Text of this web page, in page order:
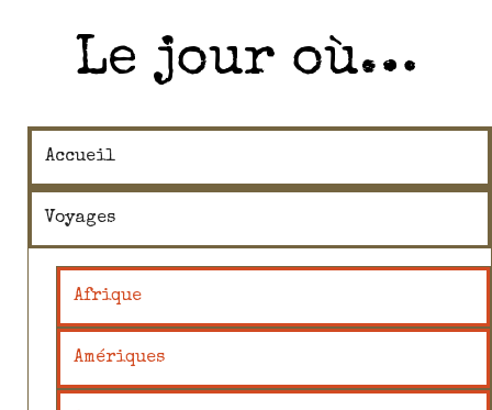
Le jour où…
Accueil
Voyages
Afrique
Amériques